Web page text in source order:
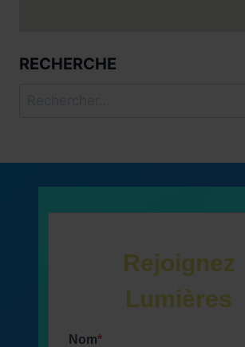
RECHERCHE
Rejoignez
Lumières
Nom